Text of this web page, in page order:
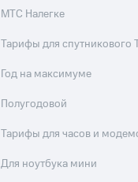
МТС Налегке
Тарифы для спутникового
Год на максимуме
Полугодовой
Тарифы для часов и
Для ноутбука мини